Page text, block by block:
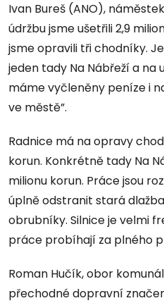
Ivan Bureš (ANO),
údržbu jsme ušetřili 2,9
jsme opravili tři chodníky.
jeden tady Na Nábřeží a na
máme vyčleněny peníze i
ve městě”.
Radnice má na opravy
korun. Konkrétně tady Na
milionu korun. Práce jsou
úplně odstranit stará
obrubníky. Silnice je velmi
práce probíhají za plného
Roman Hučík, obor
přechodné dopravní